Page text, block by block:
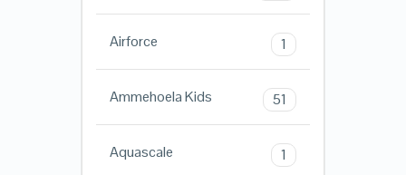
Airforce 1
Ammehoela Kids 51
Aquascale 1